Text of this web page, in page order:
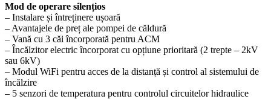
Mod de operare silențios
– Instalare și întreținere ușoară
– Avantajele de preț ale pompei de căldură
– Vană cu 3 căi încorporată pentru ACM
– Încălzitor electric încorporat cu opțiune prioritară (2 trepte – 2kV
sau 6kV)
– Modul WiFi pentru acces de la distanță și control al sistemului de
încălzire
– 5 senzori de temperatura pentru controlul circuitelor hidraulice